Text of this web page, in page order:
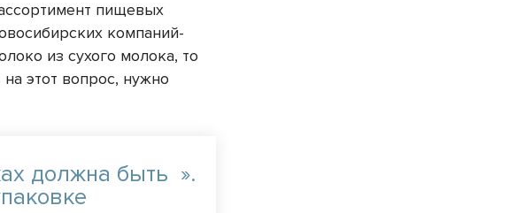
пищевых
компаний-
из сухого молока, то
этот вопрос, нужно
должна быть ».